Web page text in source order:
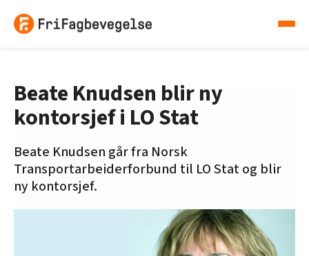
Beate Knudsen blir ny
kontorsjef i LO Stat
Beate Knudsen går fra Norsk
Transportarbeiderforbund til LO Stat og blir
ny kontorsjef.